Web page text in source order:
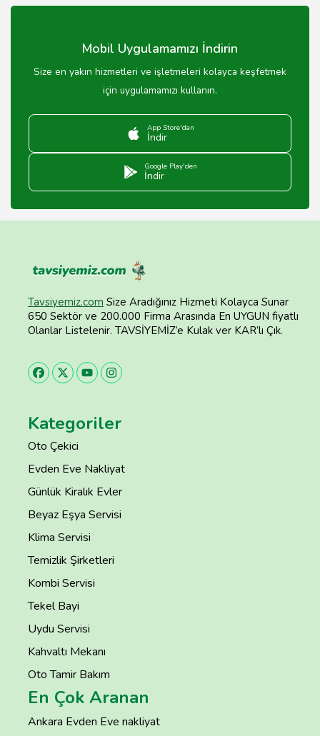
önerilmektedir.
Mobil Uygulamamızı İndirin
Size en yakın hizmetleri ve işletmeleri kolayca keşfetmek
için uygulamamızı kullanın.
App Store'dan
İndir
Google Play'den
İndir
Tavsiyemiz.com Size Aradığınız Hizmeti Kolayca Sunar
650 Sektör ve 200.000 Firma Arasında En UYGUN fiyatlı
Olanlar Listelenir. TAVSİYEMİZ’e Kulak ver KAR’lı Çık.
Kategoriler
Oto Çekici
Evden Eve Nakliyat
Günlük Kiralık Evler
Beyaz Eşya Servisi
Klima Servisi
Temizlik Şirketleri
Kombi Servisi
Tekel Bayi
Uydu Servisi
Kahvaltı Mekanı
Oto Tamir Bakım
En Çok Aranan
Ankara Evden Eve nakliyat